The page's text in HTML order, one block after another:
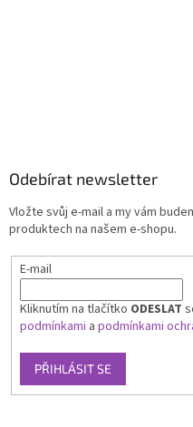
Odebírat newsletter
Vložte svůj e-mail a my vám
produktech na našem e-shopu.
E-mail
Kliknutím na tlačítko ODESLAT
podmínkami a podmínkami
PŘIHLÁSIT SE